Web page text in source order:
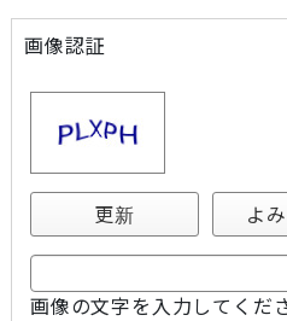
画像認証
更新 よ
画像の文字を入力してくだ